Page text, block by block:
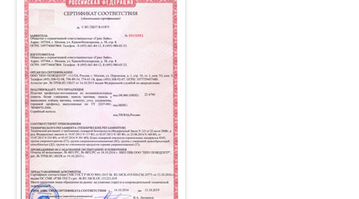
Renault
Suzuki
Toyota
Volkswagen